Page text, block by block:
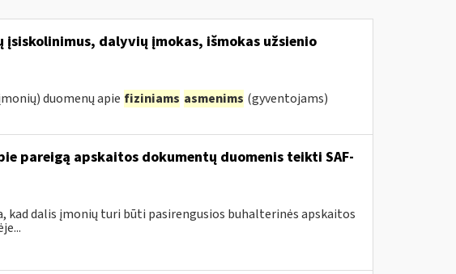
dalyvių įmokas, išmokas užsienio
duomenų apie fiziniams asmenims (gyventojams)
pareigą apskaitos dokumentų duomenis teikti SAF-
kad dalis įmonių turi būti pasirengusios buhalterinės apskaitos